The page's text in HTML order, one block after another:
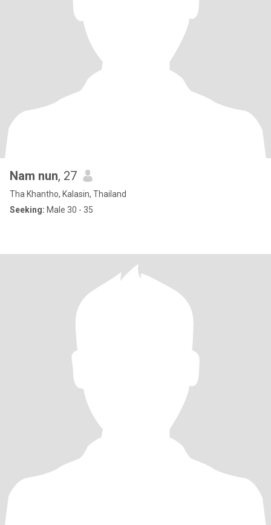
Nam nun, 27
Tha Khantho, Kalasin, Thailand
Seeking: Male 30 - 35